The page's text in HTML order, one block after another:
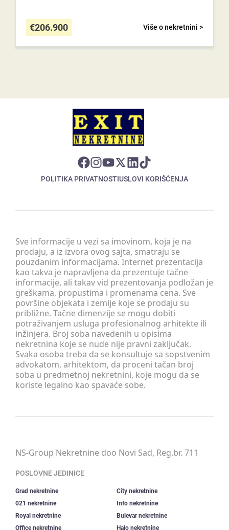
Više o nekretnini >
€206.900
POLITIKA PRIVATNOSTIUSLOVI KORIŠĆENJA
Sve informacije u vezi sa imovinom, koja je na
prodaju, a iz izvora ovog sajta, smatraju se
pouzdanim informacijama. Internet prezentacija
kao takva je napravljena da prezentuje tačne
informacije, ali takav vid prezentovanja podložan je
greškama, propustima i promenama cena. Sve
površine objekata i zemlje koje se prodaju su
približne. Tačne dimenzije se mogu dobiti
potraživanjem usluga profesionalnog arhitekte ili
inžinjera. Broj soba navedenih u opisima
nekretnina koje se nude nije pravni zaključak.
Svaka osoba treba da se konsultuje sa sopstvenim
advokatom, arhitektom, da proceni tačan broj
soba u predmetnoj nekretnini, koje mogu da se
koriste legalno kao spavaće sobe.
NS-Group Nekretnine doo Novi Sad, Reg.br. 711
POSLOVNE JEDINICE
Grad nekretnine
City nekretnine
021 nekretnine
Info nekretnine
Royal nekretnine
Bulevar nekretnine
Office nekretnine
Halo nekretnine